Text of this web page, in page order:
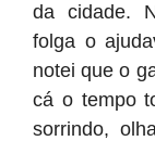
da cidade.
folga o
notei que o
cá o tempo
sorrindo,